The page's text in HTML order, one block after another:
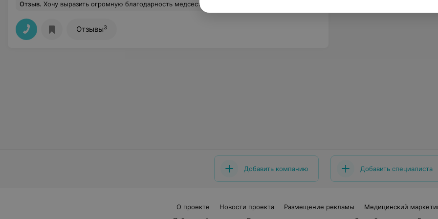
Отзыв. Хочу выразить огромную благодарность медсестре Галине Михайловне ( каб.9), специалист с чутким сердцем, доброй душой и огромным желанием помогать людям. Спасибо Вам за понимание, терпение и ответственность!
Отзывы3
Добавить компанию Добавить специалиста
О проекте Новости проекта Размещение рекламы
Медицинский